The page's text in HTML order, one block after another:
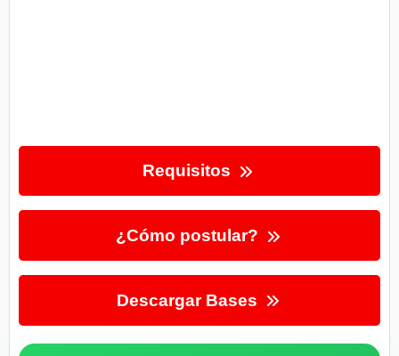
Requisitos
¿Cómo postular?
Descargar Bases